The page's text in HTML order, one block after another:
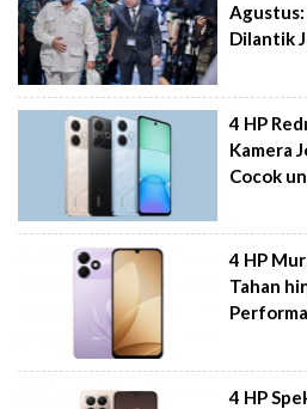
Agustus:
Dilantik
4 HP
Kamera
Cocok
4 HP
Tahan
4 HP